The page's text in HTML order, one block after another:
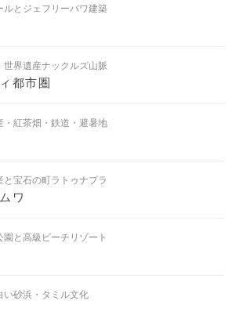
ルとジェフリーバワ建築
世界遺産ナックルズ山脈
都市圏
・紅茶畑・鉄道・避暑地
と宝石の町ラトゥナプラ
ワ
園と高級ビーチリゾート
い砂浜・タミル文化